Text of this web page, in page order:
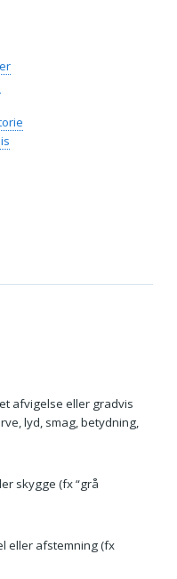
afvigelse eller gradvis
lyd, smag, betydning,
skygge (fx “grå
eller afstemning (fx